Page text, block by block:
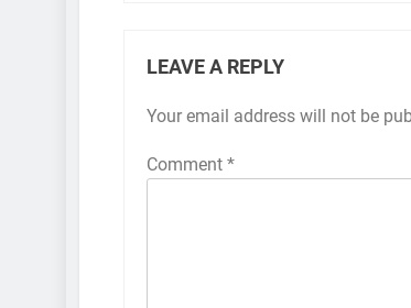
LEAVE A REPLY
Your email address will not be
Comment *